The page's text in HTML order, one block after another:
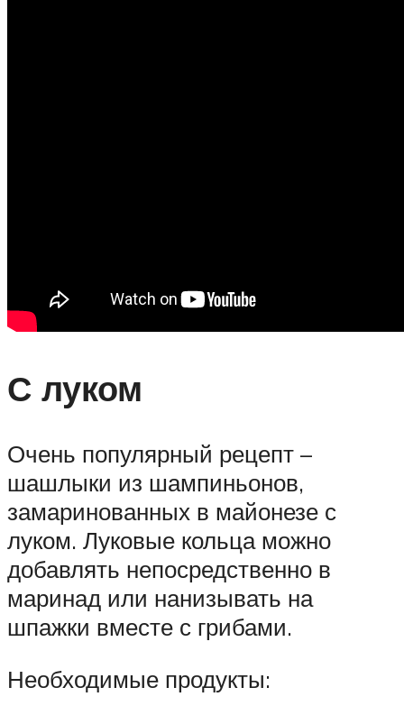
С луком
Очень популярный рецепт –
шашлыки из шампиньонов,
замаринованных в майонезе с
луком. Луковые кольца можно
добавлять непосредственно в
маринад или нанизывать на
шпажки вместе с грибами.
Необходимые продукты: